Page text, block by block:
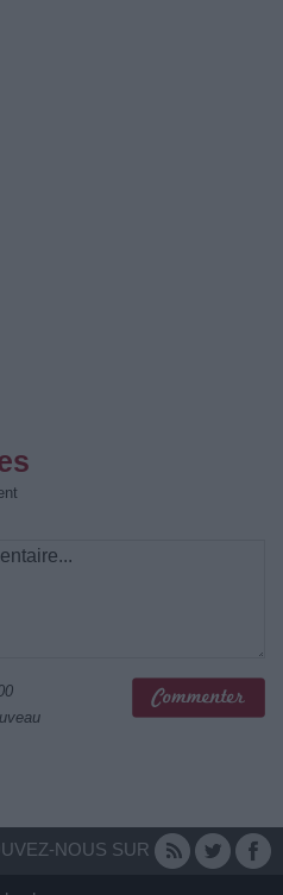
NOUS SUR